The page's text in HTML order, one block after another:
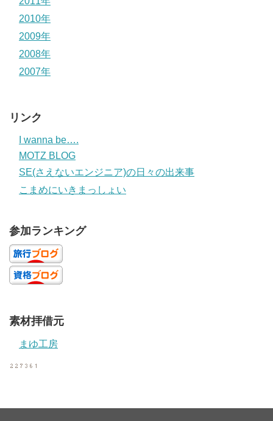
2010年
2009年
2008年
2007年
リンク
I wanna be….
MOTZ BLOG
SE(さえないエンジニア)の日々の出来事
こまめにいきまっしょい
参加ランキング
素材拝借元
まゆ工房